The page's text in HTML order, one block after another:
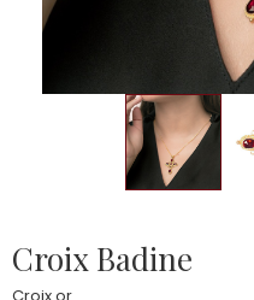
Croix Badine